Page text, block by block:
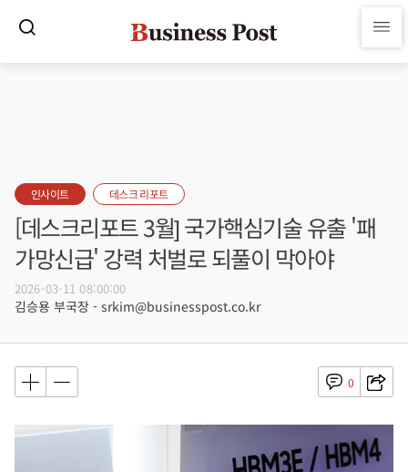
인사이트 데스크 리포트
[데스크리포트 3월] 국가핵심기술 유출 '패
가망신급' 강력 처벌로 되풀이 막아야
2026-03-11 08:00:00
김승용 부국장 - srkim@businesspost.co.kr
0